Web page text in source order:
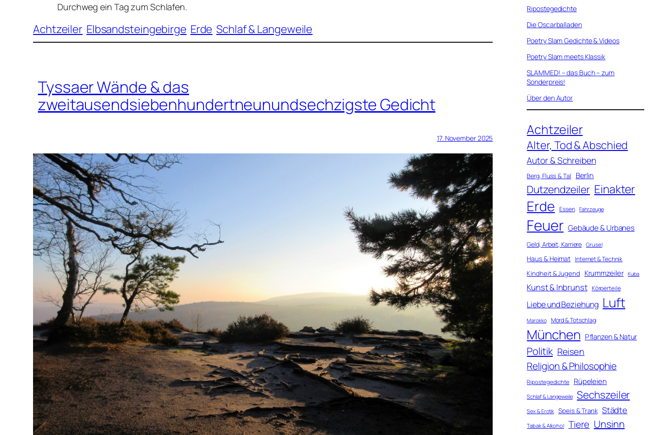
Durchweg ein Tag zum Schlafen.
Achtzeiler Elbsandsteingebirge Erde Schlaf & Langeweile
Tyssaer Wände & das
zweitausendsiebenhundertneunundsechzigste Gedicht
17. November 2025
Ripostegedichte
Die Oscarballaden
Poetry Slam Gedichte & Videos
Poetry Slam meets Klassik
SLAMMED! – das Buch – zum
Sonderpreis!
Über den Autor
Achtzeiler
Alter, Tod & Abschied
Autor & Schreiben
Berg, Fluss & Tal Berlin
Dutzendzeiler Einakter
Erde Essen Fahrzeuge
Feuer Gebäude & Urbanes
Geld, Arbeit, Karriere Grusel
Haus & Heimat Internet & Technik
Kindheit & Jugend Krummzeiler Kuba
Kunst & Inbrunst Körperteile
Liebe und Beziehung Luft
Marokko Mord & Totschlag
München Pflanzen & Natur
Politik Reisen
Religion & Philosophie
Ripostegedichte Rüpeleien
Schlaf & Langeweile Sechszeiler
Sex & Erotik Speis & Trank Städte
Tabak & Alkohol Tiere Unsinn